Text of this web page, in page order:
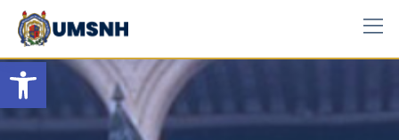
Open toolbar
Skip
content